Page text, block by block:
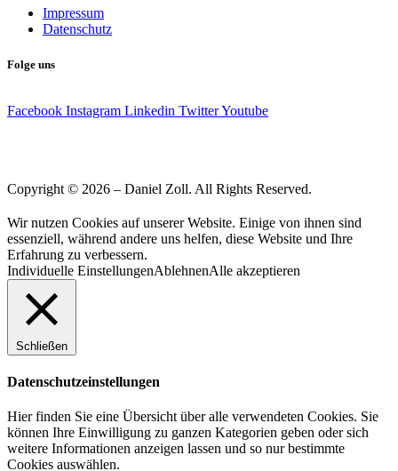
Impressum
Datenschutz
Folge uns
Facebook Instagram Linkedin TwitterYoutube
Copyright © 2026 – Daniel Zoll. All Rights Reserved.
Wir nutzen Cookies auf unserer Website. Einige von ihnen sind
essenziell, während andere uns helfen, diese Website und Ihre
Erfahrung zu verbessern.
Individuelle EinstellungenAblehnenAlle akzeptieren
Schließen
Datenschutzeinstellungen
Hier finden Sie eine Übersicht über alle verwendeten Cookies. Sie
können Ihre Einwilligung zu ganzen Kategorien geben oder sich
weitere Informationen anzeigen lassen und so nur bestimmte
Cookies auswählen.